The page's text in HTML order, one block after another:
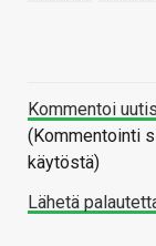
Kommentoi
(Kommentointi
käytöstä)
Lähetä